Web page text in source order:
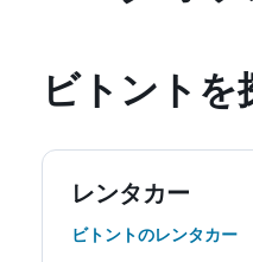
ビトント​を
レンタカー
ビトントのレンタカー